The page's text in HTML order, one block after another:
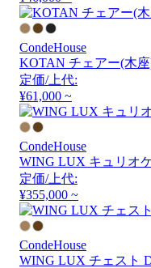
CondeHouse
KOTAN チェアー(木
定価/上代:
¥61,000 ~
CondeHouse
WING LUX キュリオ
定価/上代:
¥355,000 ~
CondeHouse
WING LUX チェスト